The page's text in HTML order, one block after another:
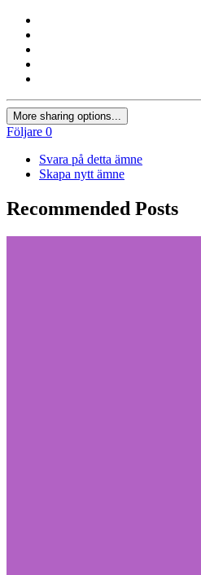
More sharing options...
Följare 0
Svara på detta ämne
Skapa nytt ämne
Recommended Posts